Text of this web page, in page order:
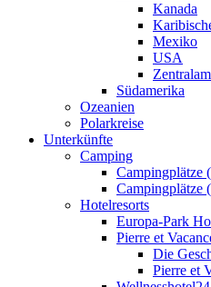
Kanada
Mexiko
USA
Südamerika
Ozeanien
Polarkreise
Unterkünfte
Camping
Campingplätze
Campingplätze
Hotelresorts
Europa-Park
Pierre et
Die
Pierre et